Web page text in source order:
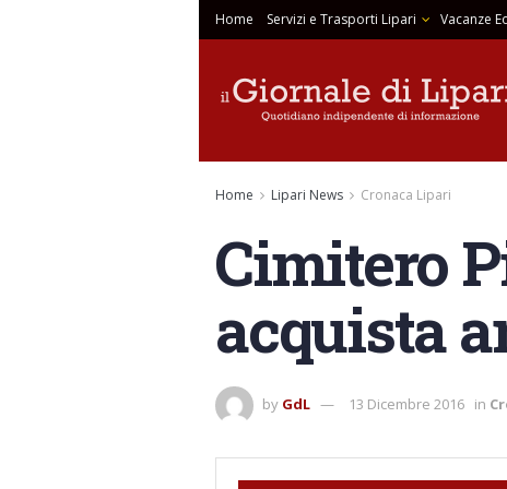
Home Servizi e Trasporti Lipari Vacanze
Home Lipari News Cronaca Lipari
Cimitero
acquista
by GdL 13 Dicembre 2016 in